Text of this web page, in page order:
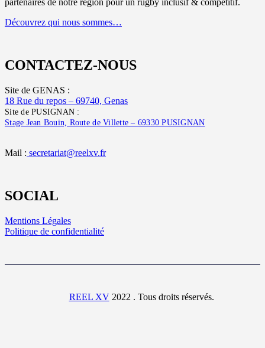
partenaires de notre région pour un rugby inclusif & compétitif.
Découvrez qui nous sommes…
CONTACTEZ-NOUS
Site de GENAS :
18 Rue du repos – 69740, Genas
Site de PUSIGNAN :
Stage Jean Bouin, Route de Villette – 69330 PUSIGNAN
Mail : secretariat@reelxv.fr
SOCIAL
Mentions Légales
Politique de confidentialité
REEL XV2022 . Tous droits réservés.